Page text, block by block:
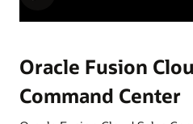
Oracle Fusion
Command Center